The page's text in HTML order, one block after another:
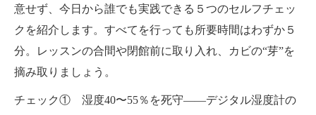
意せず、今日から誰でも実践できる５つのセルフチェッ
クを紹介します。すべてを行っても所要時間はわずか５
分。レッスンの合間や閉館前に取り入れ、カビの“芽”を
摘み取りましょう。
チェック① 湿度40〜55％を死守——デジタル湿度計の